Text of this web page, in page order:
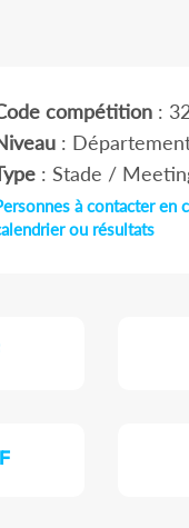
compétition:
:
: Stade /
à contacter en
ou résultats